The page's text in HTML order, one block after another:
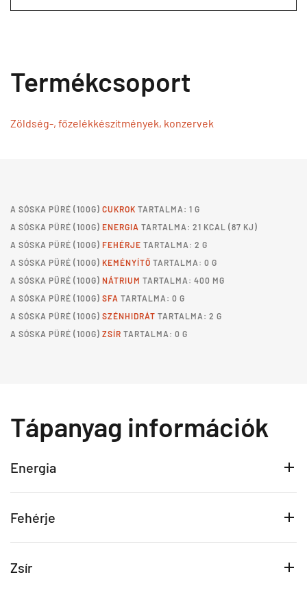
Termékcsoport
Zöldség-, főzelékkészítmények, konzervek
A SÓSKA PÜRÉ (100G) CUKROK TARTALMA: 1 G
A SÓSKA PÜRÉ (100G) ENERGIA TARTALMA: 21 KCAL (87 KJ)
A SÓSKA PÜRÉ (100G) FEHÉRJE TARTALMA: 2 G
A SÓSKA PÜRÉ (100G) KEMÉNYÍTŐ TARTALMA: 0 G
A SÓSKA PÜRÉ (100G) NÁTRIUM TARTALMA: 400 MG
A SÓSKA PÜRÉ (100G) SFA TARTALMA: 0 G
A SÓSKA PÜRÉ (100G) SZÉNHIDRÁT TARTALMA: 2 G
A SÓSKA PÜRÉ (100G) ZSÍR TARTALMA: 0 G
Tápanyag információk
Energia
Fehérje
Zsír